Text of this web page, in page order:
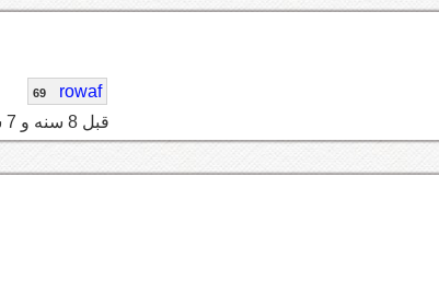
rowaf
69
قبل 8 سنه و 7 شهر